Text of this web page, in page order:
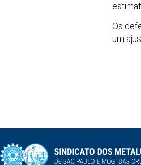
Os
um